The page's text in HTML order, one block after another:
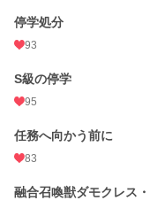
停学処分
93
S級の停学
95
任務へ向かう前に
83
融合召喚獣ダモクレス